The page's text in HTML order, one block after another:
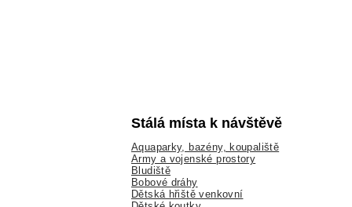
Stálá místa k návštěvě
Aquaparky, bazény, koupaliště
Army a vojenské prostory
Bludiště
Bobové dráhy
Dětská hřiště venkovní